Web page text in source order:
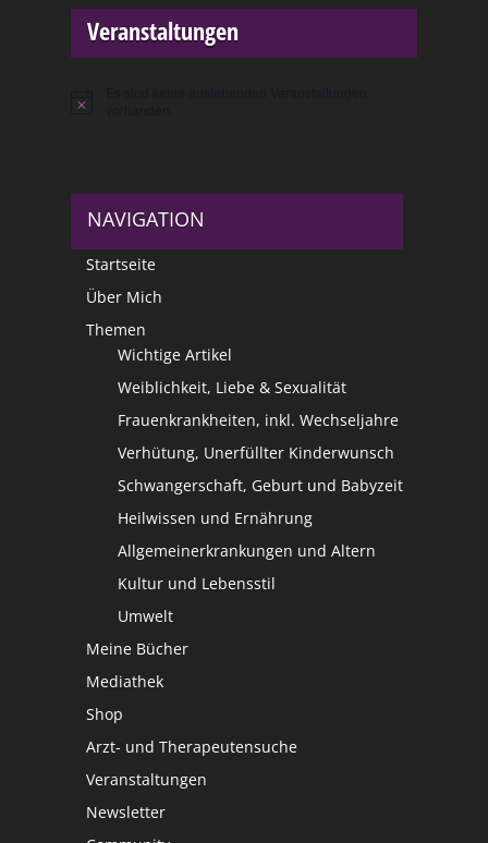
Veranstaltungen
Hinweis
NAVIGATION
Startseite
Über Mich
Themen
Wichtige Artikel
Weiblichkeit, Liebe & Sexualität
Frauenkrankheiten, inkl. Wechseljahre
Verhütung, Unerfüllter Kinderwunsch
Schwangerschaft, Geburt und Babyzeit
Heilwissen und Ernährung
Allgemeinerkrankungen und Altern
Kultur und Lebensstil
Umwelt
Meine Bücher
Mediathek
Shop
Arzt- und Therapeutensuche
Veranstaltungen
Newsletter